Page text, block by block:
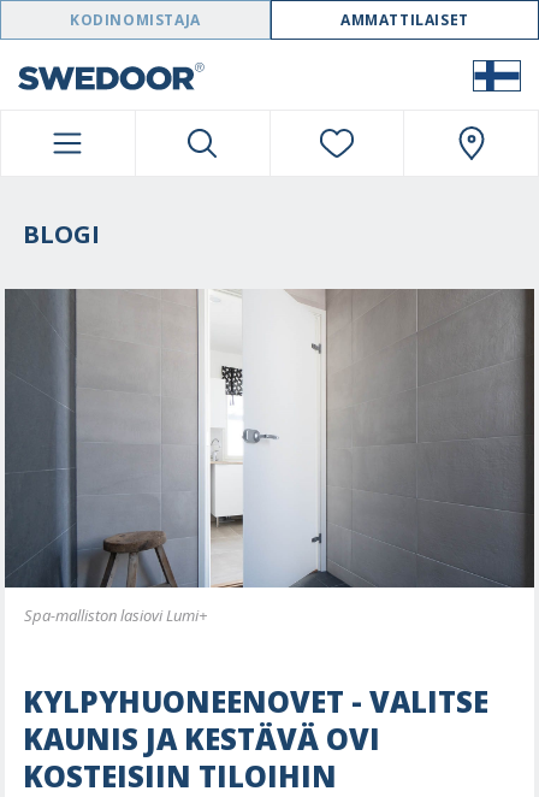
SWEDOOR NAVIGATION
KODINOMISTAJA AMMATTILAISET
BLOGI
Spa-malliston lasiovi Lumi+
KYLPYHUONEENOVET - VALITSE
KAUNIS JA KESTÄVÄ OVI
KOSTEISIIN TILOIHIN